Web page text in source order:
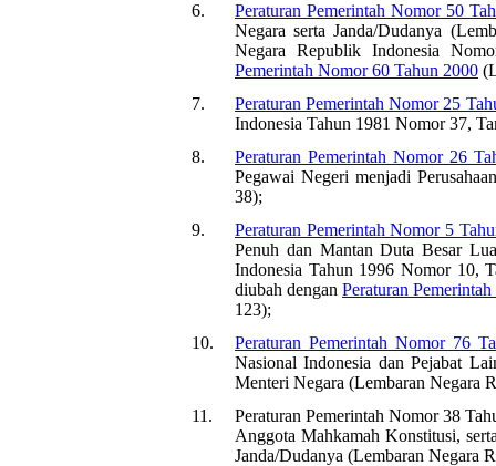
6.
Peraturan Pemerintah Nomor 50
Negara serta Janda/Dudanya
Negara Republik Indonesia
Pemerintah Nomor 60 Tahun 2000
7.
Peraturan Pemerintah Nomor 25
Indonesia Tahun 1981 Nomor 37,
8.
Peraturan Pemerintah Nomor 26
Pegawai Negeri menjadi
38);
9.
Peraturan Pemerintah Nomor 5
Penuh dan Mantan Duta Besar
Indonesia Tahun 1996 Nomor 10,
diubah dengan Peraturan
123);
10.
Peraturan Pemerintah Nomor 76
Nasional Indonesia dan Pejabat
Menteri Negara (Lembaran Negara
11.
Peraturan Pemerintah Nomor 38
Anggota Mahkamah Konstitusi,
Janda/Dudanya (Lembaran Negara